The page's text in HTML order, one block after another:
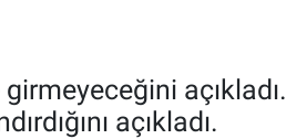
açıkladı.
açıkladı.